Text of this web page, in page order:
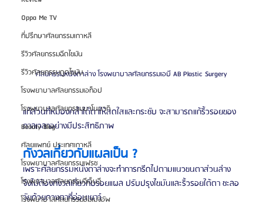
Oppa Me TV
ที่ปรึกษาศัลยกรรมเกาหลี
รีวิวศัลยกรรมฉีดไขมัน
รีวิวศัลยกรรมดูดไขมัน
โรงพยาบาลศัลยกรรมเอท็อป
โรงพยาบาลศัลยกรรมบาโนบากิ
Beauty Blog
ศัลยแพทย์ ประเทศเกาหลี
โรงพยาบาลศัลยกรรมเฟรช
โรงพยาบาลศัลยกรรมจีเอ็นจี
โรงพยาบาลศัลยกรรมอิมเมจอัพ
ศัลยกรรมหนังตาล่าง โรงพยาบาลศัลยกรรมเอบี AB Plastic Surgery
แก้ส่วนที่หมองคล้ำใต้ตาให้สดใสและกระชับ จะสามารถแก้ริ้วรอยของ
กาลเวลาอย่างมีประสิทธิภาพ
กังวลเกี่ยวกับแผลเป็น ?
เพราะศัลยกรรมหนังตาล่างจะทำการกรีดไปตามแนวขนตาส่วนล่าง
จึงไม่ต้องกังวลเกี่ยวกับรอยแผล ปรับปรุงไขมันและริ้วรอยใต้ตา ชะลอ
วัยด้วยดวงตาที่อ่อนเยาว์